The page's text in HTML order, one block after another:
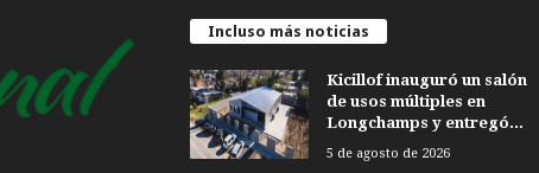
Incluso más noticias
Kicillof inauguró un salón
de usos múltiples en
Longchamps y entregó...
5 de agosto de 2026